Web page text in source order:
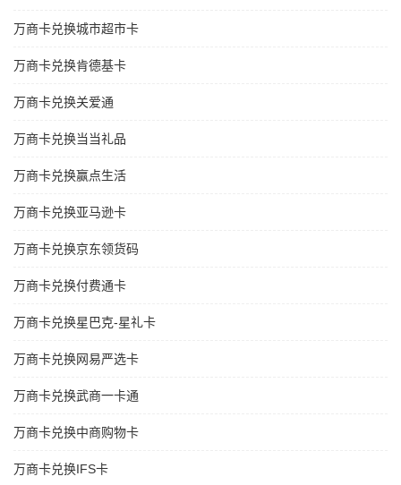
万商卡兑换城市超市卡
万商卡兑换肯德基卡
万商卡兑换关爱通
万商卡兑换当当礼品
万商卡兑换赢点生活
万商卡兑换亚马逊卡
万商卡兑换京东领货码
万商卡兑换付费通卡
万商卡兑换星巴克-星礼卡
万商卡兑换网易严选卡
万商卡兑换武商一卡通
万商卡兑换中商购物卡
万商卡兑换IFS卡